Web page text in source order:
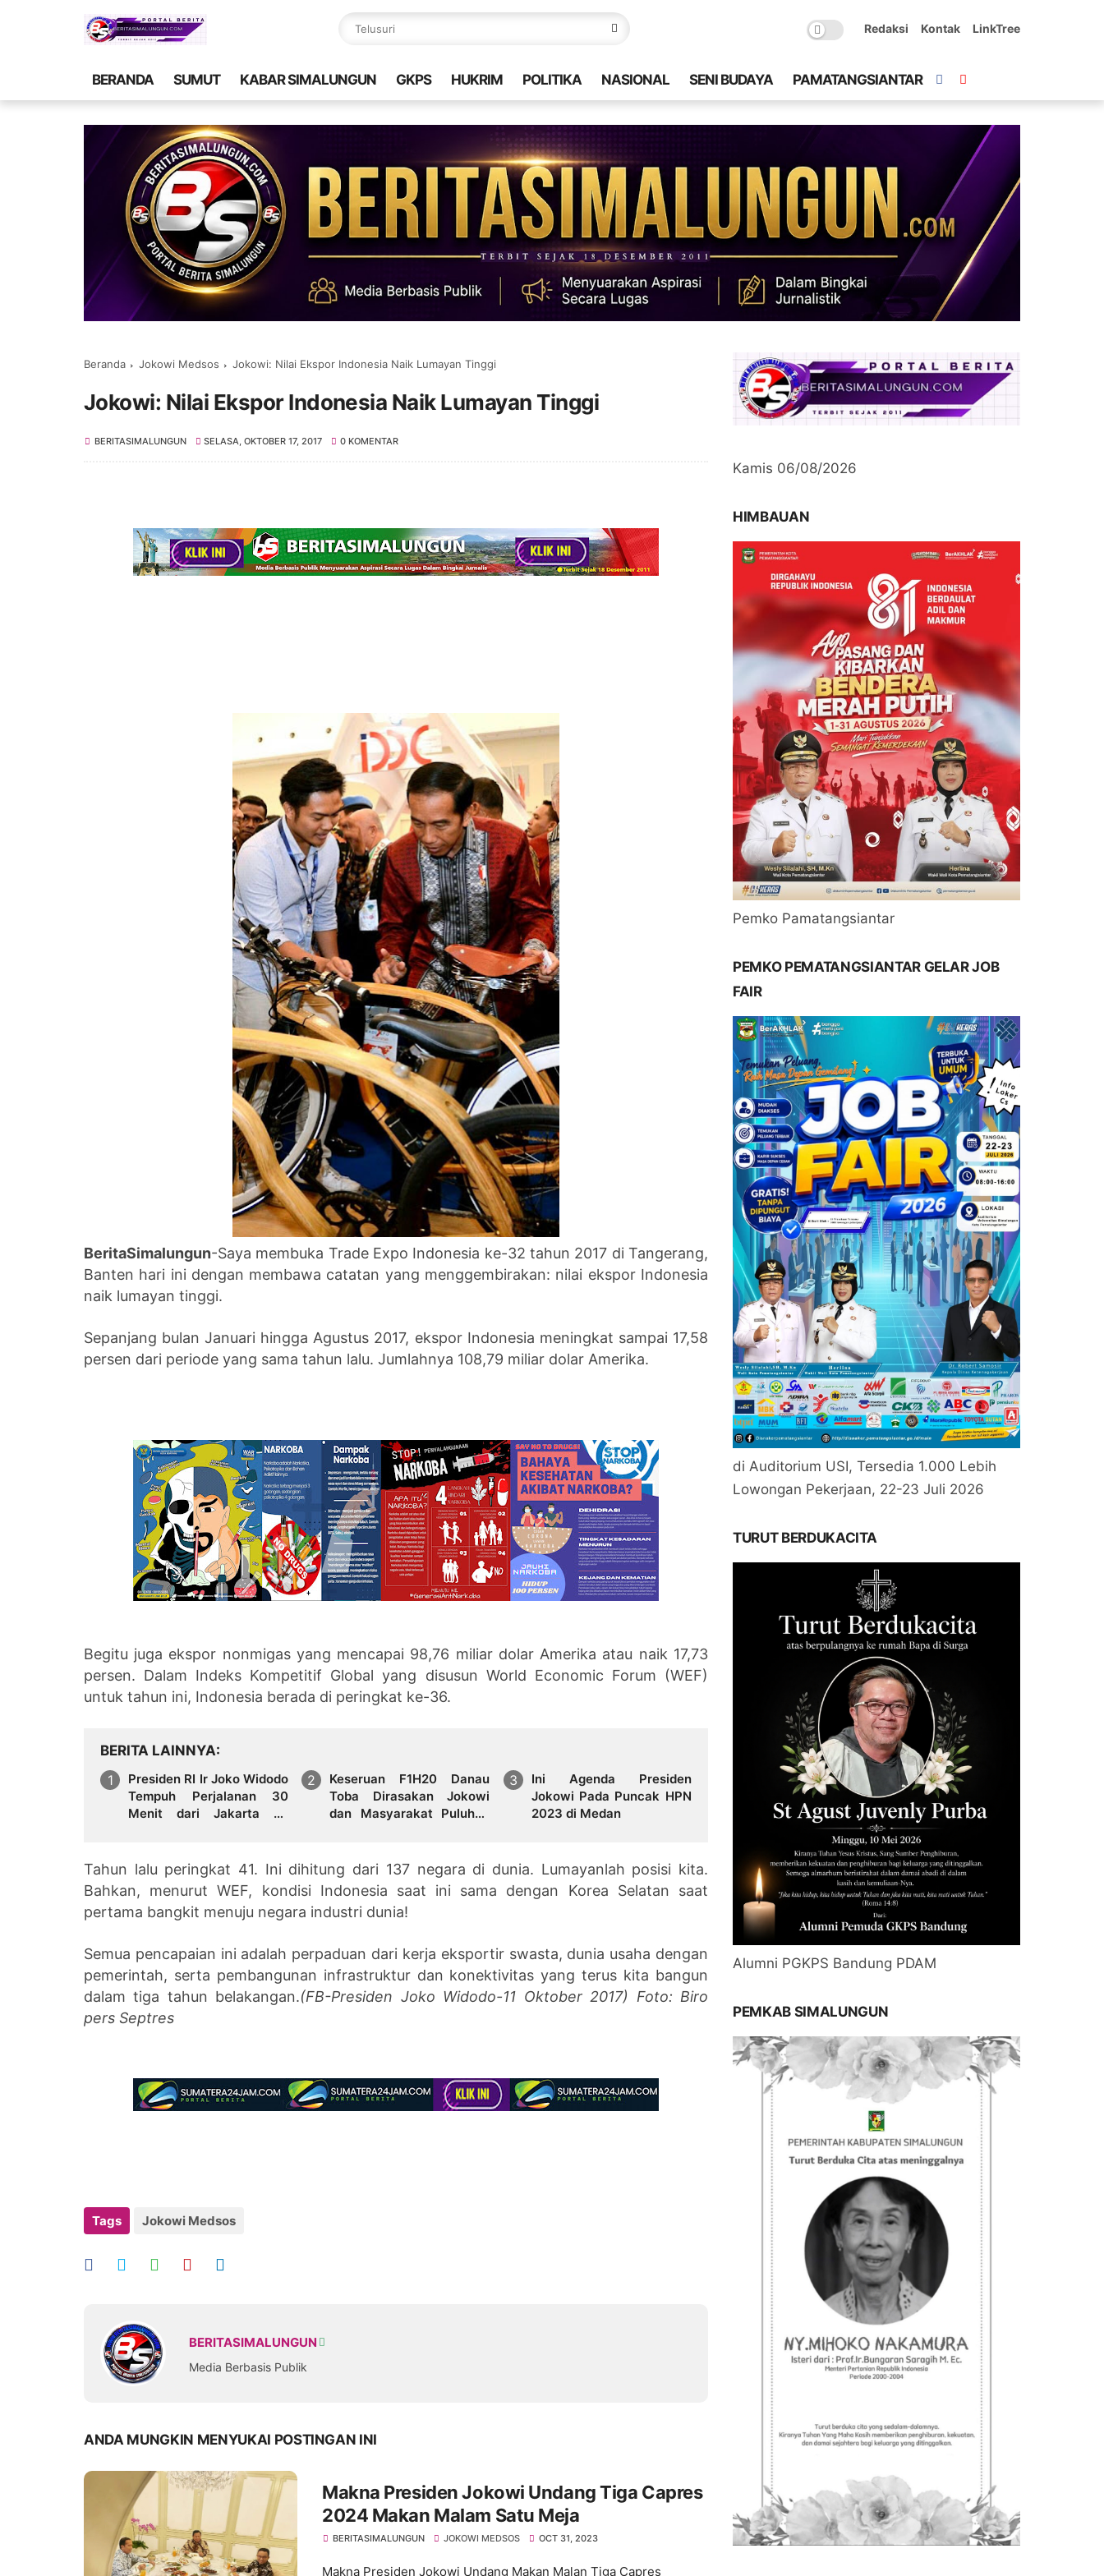
Redaksi Kontak LinkTree
BERANDA SUMUT KABAR SIMALUNGUN GKPS HUKRIM POLITIKA NASIONAL SENI BUDAYA PAMATANGSIANTAR
Beranda Jokowi Medsos Jokowi: Nilai Ekspor Indonesia Naik Lumayan Tinggi
Jokowi: Nilai Ekspor Indonesia Naik Lumayan Tinggi
BERITASIMALUNGUN SELASA, OKTOBER 17, 2017 0 KOMENTAR
BeritaSimalungun-Saya membuka Trade Expo Indonesia ke-32 tahun 2017 di Tangerang,
Banten hari ini dengan membawa catatan yang menggembirakan: nilai ekspor Indonesia
naik lumayan tinggi.
Sepanjang bulan Januari hingga Agustus 2017, ekspor Indonesia meningkat sampai 17,58
persen dari periode yang sama tahun lalu. Jumlahnya 108,79 miliar dolar Amerika.
Begitu juga ekspor nonmigas yang mencapai 98,76 miliar dolar Amerika atau naik 17,73
persen. Dalam Indeks Kompetitif Global yang disusun World Economic Forum (WEF)
untuk tahun ini, Indonesia berada di peringkat ke-36.
BERITA LAINNYA
Presiden RI Ir Joko Widodo
Tempuh Perjalanan 30
Menit dari Jakarta Ke
Keseruan F1H20 Danau
Toba Dirasakan Jokowi
dan Masyarakat Puluhan
Ini Agenda Presiden
Jokowi Pada Puncak HPN
2023 di Medan
Tahun lalu peringkat 41. Ini dihitung dari 137 negara di dunia. Lumayanlah posisi kita.
Bahkan, menurut WEF, kondisi Indonesia saat ini sama dengan Korea Selatan saat
pertama bangkit menuju negara industri dunia!
Semua pencapaian ini adalah perpaduan dari kerja eksportir swasta, dunia usaha dengan
pemerintah, serta pembangunan infrastruktur dan konektivitas yang terus kita bangun
dalam tiga tahun belakangan.(FB-Presiden Joko Widodo-11 Oktober 2017)
Foto: Biro
pers Septres
Tags Jokowi Medsos
BERITASIMALUNGUN
Media Berbasis Publik
ANDA MUNGKIN MENYUKAI POSTINGAN INI
Makna Presiden Jokowi Undang Tiga Capres
2024 Makan Malam Satu Meja
BERITASIMALUNGUN JOKOWI MEDSOS OCT 31, 2023
Makna Presiden Jokowi Undang Makan Malan Tiga Capres
Kamis 06/08/2026
HIMBAUAN
Pemko Pamatangsiantar
PEMKO PEMATANGSIANTAR GELAR JOB
FAIR
di Auditorium USI, Tersedia 1.000 Lebih
Lowongan Pekerjaan, 22-23 Juli 2026
TURUT BERDUKACITA
Alumni PGKPS Bandung PDAM
PEMKAB SIMALUNGUN